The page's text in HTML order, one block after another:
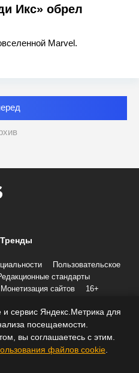
Икс» обрел
Marvel.
Тренды
Пользовательское
стандарты
Монетизация сайтов 16+
принадлежат «БиткоинНьюс»
ИНН 7813175200, ОГРН
ул. Льва Толстого, д.
12
активную ссылку на
сервис Яндекс.Метрика для
посещаемости.
вы соглашаетесь с этим.
файлов cookie